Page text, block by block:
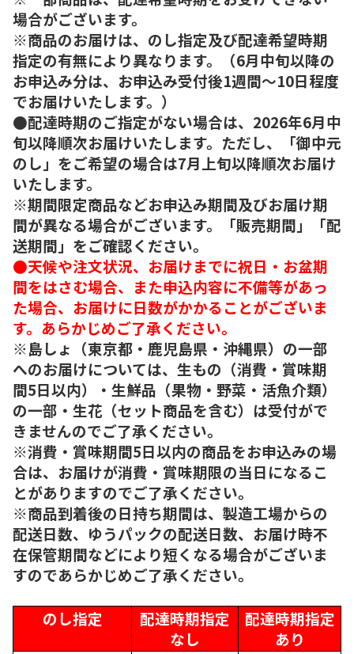
場合がございます。
※商品のお届けは、のし指定及び配達希望時期
指定の有無により異なります。（6月中旬以降の
お申込み分は、お申込み受付後1週間～10日程度
でお届けいたします。）
●配達時期のご指定がない場合は、2026年6月中
旬以降順次お届けいたします。ただし、「御中元
のし」をご希望の場合は7月上旬以降順次お届け
いたします。
※期間限定商品などお申込み期間及びお届け期
間が異なる場合がございます。「販売期間」「配
送期間」をご確認ください。
●天候や注文状況、お届けまでに祝日・お盆期
間をはさむ場合、また申込内容に不備等があっ
た場合、お届けに日数がかかることがございま
す。あらかじめご了承ください。
※島しょ（東京都・鹿児島県・沖縄県）の一部
へのお届けについては、生もの（消費・賞味期
間5日以内）・生鮮品（果物・野菜・活魚介類）
の一部・生花（セット商品を含む）は受付がで
きませんのでご了承ください。
※消費・賞味期間5日以内の商品をお申込みの場
合は、お届けが消費・賞味期限の当日になるこ
とがありますのでご了承ください。
※商品到着後の日持ち期間は、製造工場からの
配送日数、ゆうパックの配送日数、お届け時不
在保管期間などにより短くなる場合がございま
すのであらかじめご了承ください。
のし指定
配達時期指定
なし
配達時期指定
あり